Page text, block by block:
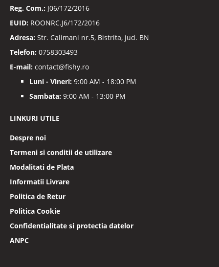
Reg. Com.: J06/172/2016
EUID: ROONRC.J6/172/2016
Adresa: Str. Calimani nr.5, Bistrita, jud. BN
Telefon: 0758303493
E-mail: contact@fishy.ro
Luni - Vineri: 9:00 AM - 18:00 PM
Sambata: 9:00 AM - 13:00 PM
LINKURI UTILE
Despre noi
Termeni si conditii de utilizare
Modalitati de Plata
Informatii Livrare
Politica de Retur
Politica Cookie
Confidentialitate si protectia datelor
ANPC